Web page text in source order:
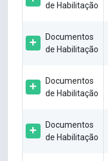
de Habilitação
Documentos
de Habilitação
Documentos
de Habilitação
Documentos
de Habilitação